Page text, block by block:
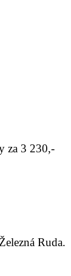
za 3 230,-
Ruda.